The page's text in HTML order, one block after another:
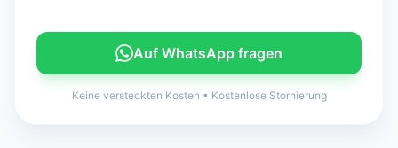
Auf WhatsApp fragen
Keine versteckten Kosten • Kostenlose Stornierung